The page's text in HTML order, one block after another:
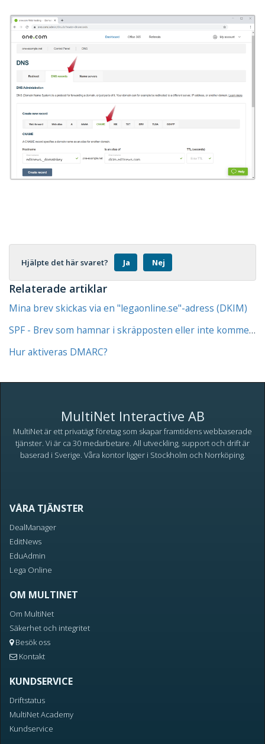
Hjälpte det här svaret? Ja Nej
Relaterade artiklar
Mina brev skickas via en "legaonline.se"-adress (DKIM)
SPF - Brev som hamnar i skräpposten eller inte kommer fram
Hur aktiveras DMARC?
MultiNet Interactive AB
MultiNet är ett privatägt företag som skapar framtidens webbaserade
tjänster. Vi är ca 30 medarbetare. All utveckling, support och drift är
baserad i Sverige. Våra kontor ligger i Stockholm och Norrköping.
VÅRA TJÄNSTER
DealManager
EditNews
EduAdmin
Lega Online
OM MULTINET
Om MultiNet
Säkerhet och integritet
Besök oss
Kontakt
KUNDSERVICE
Driftstatus
MultiNet Academy
Kundservice